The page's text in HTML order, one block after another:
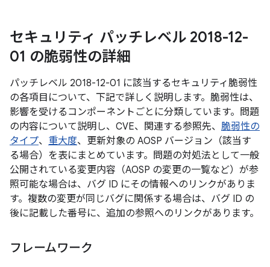
セキュリティ パッチレベル 2018-12-
01 の脆弱性の詳細
パッチレベル 2018-12-01 に該当するセキュリティ脆弱性
の各項目について、下記で詳しく説明します。脆弱性は、
影響を受けるコンポーネントごとに分類しています。問題
の内容について説明し、CVE、関連する参照先、 脆弱性の
タイプ、 重大度、更新対象の AOSP バージョン（該当す
る場合）を表にまとめています。問題の対処法として一般
公開されている変更内容（AOSP の変更の一覧など）が参
照可能な場合は、バグ ID にその情報へのリンクがありま
す。複数の変更が同じバグに関係する場合は、バグ ID の
後に記載した番号に、追加の参照へのリンクがあります。
フレームワーク